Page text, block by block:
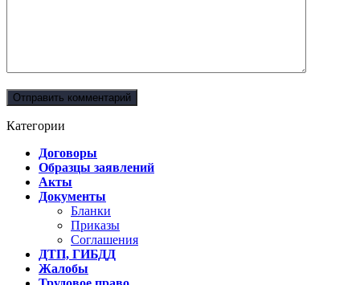
Категории
Договоры
Образцы заявлений
Акты
Документы
Бланки
Приказы
Соглашения
ДТП, ГИБДД
Жалобы